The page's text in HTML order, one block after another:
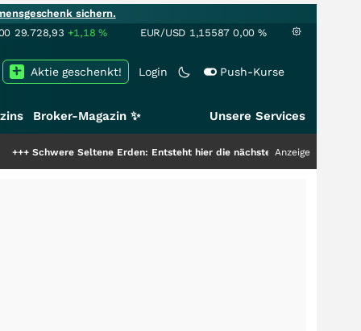
sichern.
29.728,93 +1,18% EUR/USD 1,15587 0,00 %
Login Push-Kurse
Aktie geschenkt!
Broker-Magazin ✨ Unsere Services
Seltene Erden: Entsteht hier die nächste Milliardenstory? +++
Anzeige